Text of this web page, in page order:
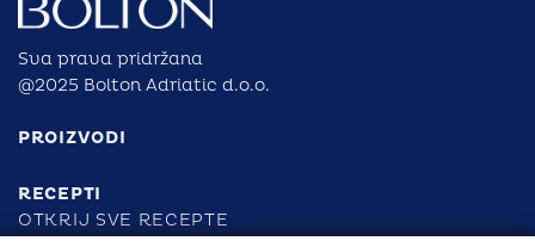
Sva prava pridržana
@2025 Bolton Adriatic d.o.o.
PROIZVODI
RECEPTI
OTKRIJ SVE RECEPTE